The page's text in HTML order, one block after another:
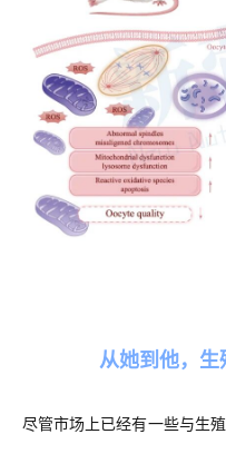
从她到他，
尽管市场上已经有一些与生